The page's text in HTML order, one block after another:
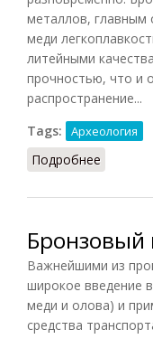
металлов, главным
меди
литейными
прочностью, что и
распространение...
Tags:
Археология
Подробнее
Бронзовый
Важнейшими из
широкое введение
меди и олова) и
средства